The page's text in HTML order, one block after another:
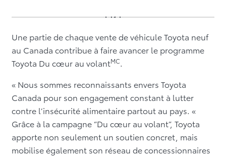
Une partie de chaque vente de véhicule Toyota neuf
au Canada contribue à faire avancer le programme
Toyota Du cœur au volantMC.
« Nous sommes reconnaissants envers Toyota
Canada pour son engagement constant à lutter
contre l’insécurité alimentaire partout au pays. «
Grâce à la campagne “Du cœur au volant”, Toyota
apporte non seulement un soutien concret, mais
mobilise également son réseau de concessionnaires